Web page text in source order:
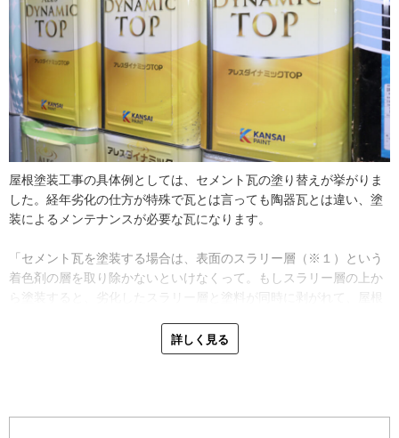
しい材料の勉強をしたりしています」
耕守塗装では、現在ほとんどの仕事が紹介で繋がっています。塗装
工事は安い買い物ではないからこそ、お客さまの本当の満足を目指
して、知識と技術を蓄えてお客さまの要望に応えていきたいとのこ
とでした。
屋根塗装工事の具体例としては、セメント瓦の塗り替えが挙がりま
した。経年劣化の仕方が特殊で瓦とは言っても陶器瓦とは違い、塗
装によるメンテナンスが必要な瓦になります。
「セメント瓦を塗装する場合は、表面のスラリー層（※１）という
着色剤の層を取り除かないといけなくって。もしスラリー層の上か
ら塗装すると、劣化したスラリー層と塗料が同時に剥がれて、屋根
スラリー層を完全に除去するため、耕守さんは下処理に重点をおい
「まずは、高圧洗浄とケレン作業（※２）に細心の注意を払い前回
詳しく見る